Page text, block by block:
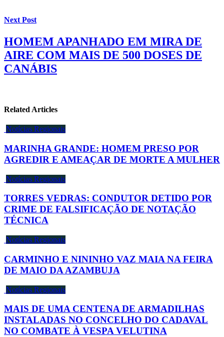
Next Post
HOMEM APANHADO EM MIRA DE
AIRE COM MAIS DE 500 DOSES DE
CANÁBIS
Related Articles
Notícias Regionais
MARINHA GRANDE: HOMEM PRESO POR
AGREDIR E AMEAÇAR DE MORTE A MULHER
Notícias Regionais
TORRES VEDRAS: CONDUTOR DETIDO POR
CRIME DE FALSIFICAÇÃO DE NOTAÇÃO
TÉCNICA
Notícias Regionais
CARMINHO E NININHO VAZ MAIA NA FEIRA
DE MAIO DA AZAMBUJA
Notícias Regionais
MAIS DE UMA CENTENA DE ARMADILHAS
INSTALADAS NO CONCELHO DO CADAVAL
NO COMBATE À VESPA VELUTINA